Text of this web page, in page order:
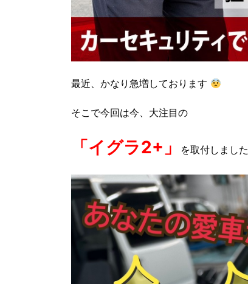
最近、かなり急増しております
そこで今回は今、大注目の
「イグラ2+」 を取付しました